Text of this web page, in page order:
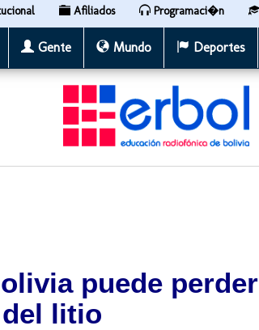
Afiliados Programaci�n
Gente Mundo Deportes
puede perder
litio